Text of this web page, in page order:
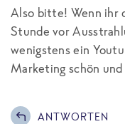
Also bitte! Wenn ihr
Stunde vor
wenigstens ein
Marketing schön und
ANTWORTEN